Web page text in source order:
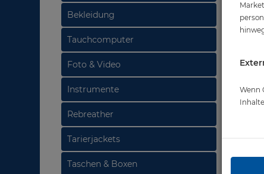
Bekleidung
Tauchcomputer
Foto & Video
Instrumente
Rebreather
Tarierjackets
Taschen & Boxen
Wenn